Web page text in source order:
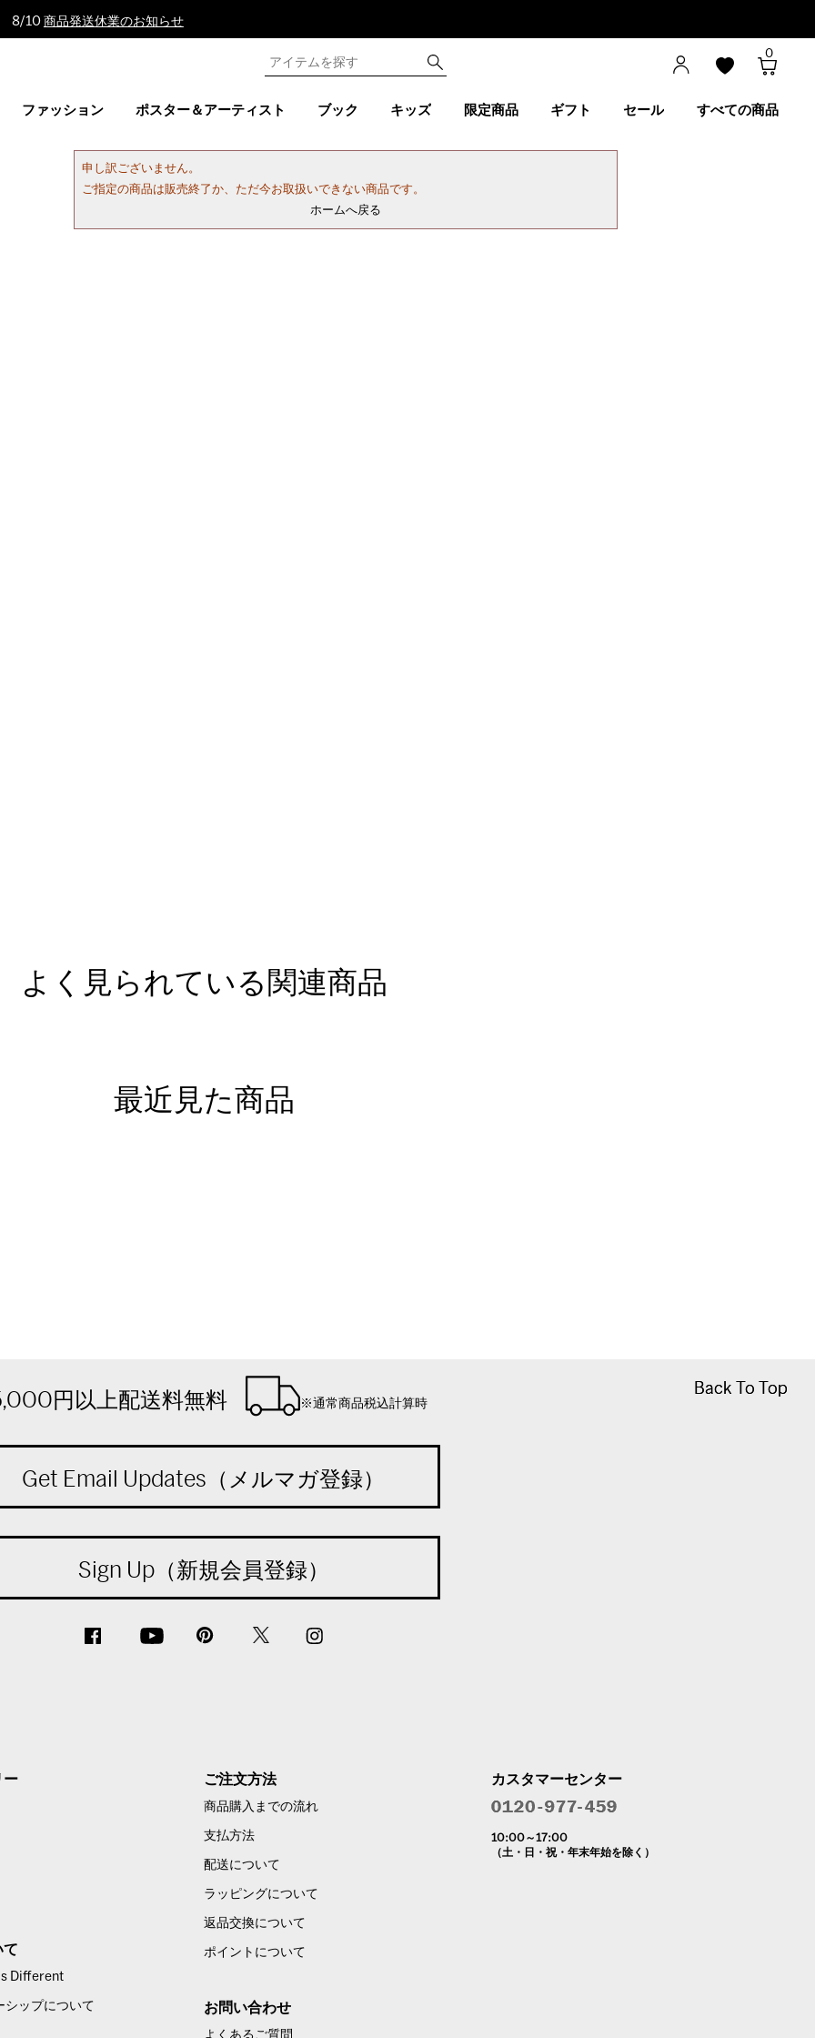
8/10 商品発送休業のお知らせ
0
ファッション ポスター＆アーティスト ブック キッズ 限定商品 ギフト セール すべての商品
申し訳ございません。
ご指定の商品は販売終了か、ただ今お取扱いできない商品です。
ホームへ戻る
よく見られている関連商品
最近見た商品
Back To Top
Back To Top
円以上配送料無料 ※通常商品税込計算時
Get Email Updates（メルマガ登録）
Sign Up（新規会員登録）
ー
て
Different
シップについて
ご注文方法
商品購入までの流れ
支払方法
配送について
ラッピングについて
返品交換について
ポイントについて
お問い合わせ
よくあるご質問
カスタマーセンター
10:00～17:00
（土・日・祝・年末年始を除く）